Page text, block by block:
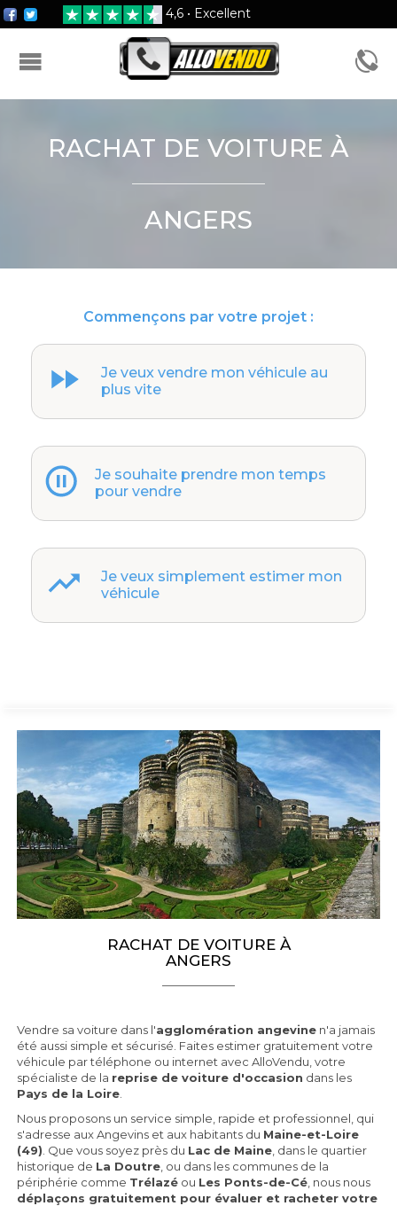
4,6 • Excellent
RACHAT DE VOITURE À
ANGERS
Commençons par votre projet :
Je veux vendre mon véhicule au
plus vite
Je souhaite prendre mon temps
pour vendre
Je veux simplement estimer mon
véhicule
RACHAT DE VOITURE À
ANGERS
Vendre sa voiture dans l'agglomération angevine n'a jamais
été aussi simple et sécurisé. Faites estimer gratuitement votre
véhicule par téléphone ou internet avec AlloVendu, votre
spécialiste de la reprise de voiture d'occasion dans les
Pays de la Loire
Nous proposons un service simple, rapide et professionnel, qui
s'adresse aux Angevins et aux habitants du Maine-et-Loire
(49) . Que vous soyez près du Lac de Maine , dans le quartier
historique de La Doutre , ou dans les communes de la
périphérie comme Trélazé ou Les Ponts-de-Cé , nous nous
déplaçons gratuitement pour évaluer et racheter votre